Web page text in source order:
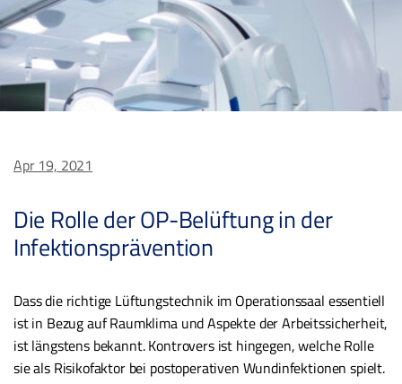
Apr 19, 2021
Die Rolle der OP-Belüftung in der
Infektionsprävention
Dass die richtige Lüftungstechnik im Operationssaal essentiell
ist in Bezug auf Raumklima und Aspekte der Arbeitssicherheit,
ist längstens bekannt. Kontrovers ist hingegen, welche Rolle
sie als Risikofaktor bei postoperativen Wundinfektionen spielt.